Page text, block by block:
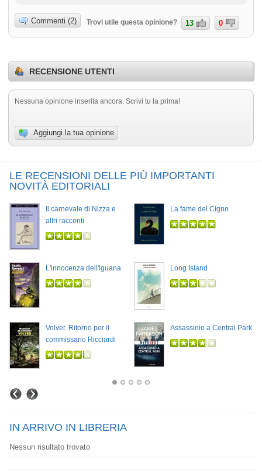
Commenti (2) Trovi utile questa opinione? 13 0
RECENSIONE UTENTI
Nessuna opinione inserita ancora. Scrivi tu la prima!
Aggiungi la tua opinione
LE RECENSIONI DELLE PIÙ IMPORTANTI
NOVITÀ EDITORIALI
Il carnevale di Nizza e
altri racconti
La fame del Cigno
L'innocenza dell'iguana Long Island
Volver. Ritorno per il
commissario Ricciardi
Assassinio a Central Park
IN ARRIVO IN LIBRERIA
Nessun risultato trovato